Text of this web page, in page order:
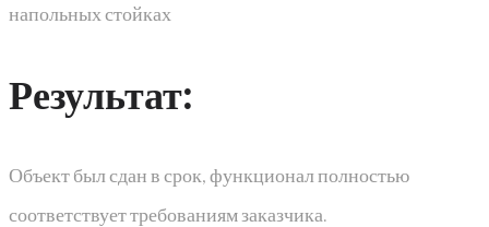
напольных стойках
Результат:
Объект был сдан в срок, функционал полностью
соответствует требованиям заказчика.